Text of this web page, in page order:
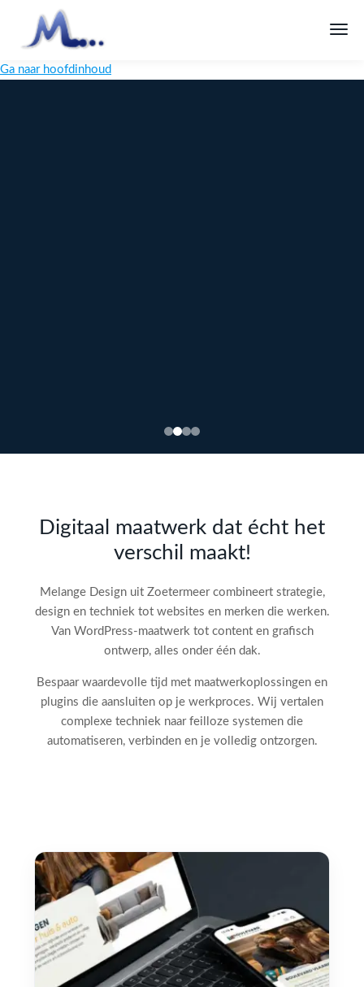
Ga naar hoofdinhoud
de SEO-
audit
Digitaal maatwerk dat écht het
verschil maakt!
Melange Design uit Zoetermeer combineert strategie,
design en techniek tot websites en merken die werken.
Van WordPress-maatwerk tot content en grafisch
ontwerp, alles onder één dak.
Bespaar waardevolle tijd met maatwerkoplossingen en
plugins die aansluiten op je werkproces. Wij vertalen
complexe techniek naar feilloze systemen die
automatiseren, verbinden en je volledig ontzorgen.